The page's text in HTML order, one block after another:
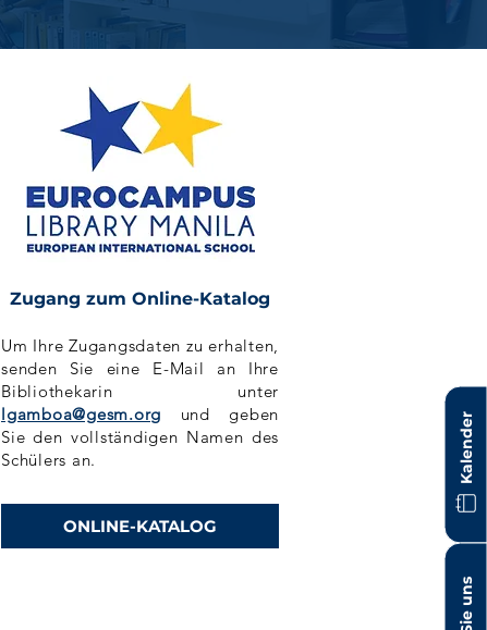
Kalender
Zugang zum Online-Katalog
Um Ihre Zugangsdaten zu erhalten,
senden Sie eine E-Mail an Ihre
Bibliothekarin unter
lgamboa@gesm.org und geben
Sie den vollständigen Namen des
Schülers an.
ONLINE-KATALOG